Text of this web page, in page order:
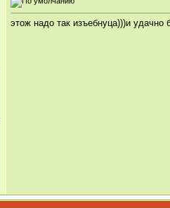
этож надо так изъебнуца)))и удачно